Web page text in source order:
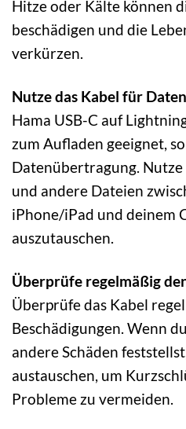
Hitze oder Kälte können
beschädigen und die
verkürzen.
Nutze das Kabel für
Hama USB-C auf
zum Aufladen geeignet,
Datenübertragung. Nutze
und andere Dateien
iPhone/iPad und deinem
auszutauschen.
Überprüfe regelmäßig
Überprüfe das Kabel
Beschädigungen. Wenn
andere Schäden
austauschen, um
Probleme zu vermeiden.